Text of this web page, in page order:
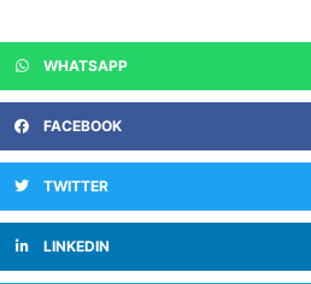
WHATSAPP
FACEBOOK
TWITTER
LINKEDIN